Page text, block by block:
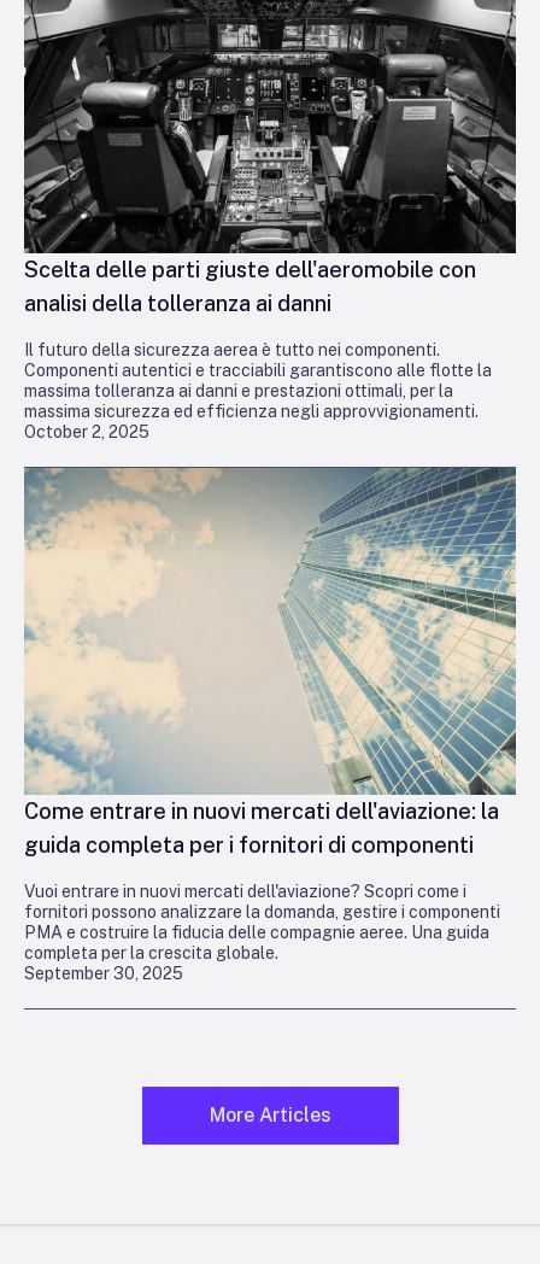
October 2, 2025
Scelta delle parti giuste dell'aeromobile con
analisi della tolleranza ai danni
Il futuro della sicurezza aerea è tutto nei componenti.
Componenti autentici e tracciabili garantiscono alle flotte la
massima tolleranza ai danni e prestazioni ottimali, per la
massima sicurezza ed efficienza negli approvvigionamenti.
September 30, 2025
Come entrare in nuovi mercati dell'aviazione: la
guida completa per i fornitori di componenti
Vuoi entrare in nuovi mercati dell'aviazione? Scopri come i
fornitori possono analizzare la domanda, gestire i componenti
PMA e costruire la fiducia delle compagnie aeree. Una guida
completa per la crescita globale.
More Articles